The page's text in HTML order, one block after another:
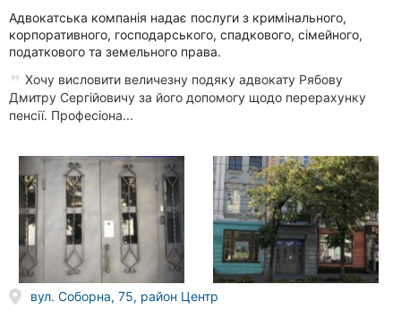
Адвокатська компанія надає послуги з кримінального,
корпоративного, господарського, спадкового, сімейного,
податкового та земельного права.
Хочу висловити величезну подяку адвокату Рябову
Дмитру Сергійовичу за його допомогу щодо перерахунку
пенсії. Професіона...
вул. Соборна, 75, район Центр